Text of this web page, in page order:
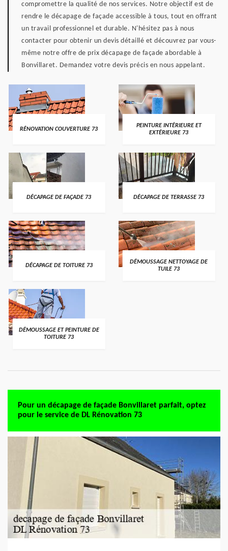
compromettre la qualité de nos services. Notre objectif est de
rendre le décapage de façade accessible à tous, tout en offrant
un travail professionnel et durable. N'hésitez pas à nous
contacter pour obtenir un devis détaillé et découvrez par vous-
même notre offre de prix décapage de façade abordable à
Bonvillaret. Demandez votre devis précis en nous appelant.
RÉNOVATION COUVERTURE 73
PEINTURE INTÉRIEURE ET
EXTÉRIEURE 73
DÉCAPAGE DE FAÇADE 73 DÉCAPAGE DE TERRASSE 73
DÉCAPAGE DE TOITURE 73
DÉMOUSSAGE NETTOYAGE DE
TUILE 73
DÉMOUSSAGE ET PEINTURE DE
TOITURE 73
Pour un décapage de façade Bonvillaret parfait, optez
pour le service de DL Rénovation 73